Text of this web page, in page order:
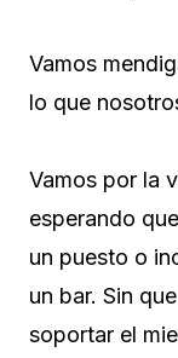
Vamos
lo que
Vamos por la
esperando
un puesto o
un bar. Sin
soportar el